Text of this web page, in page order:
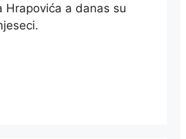
Hrapovića a danas su